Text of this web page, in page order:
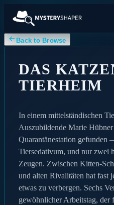
Back to Browse
DAS
TIERHEIM
In einem mittelständischen
Auszubildende Marie
Quarantänestation gefunden
Tiersedativum, und nur zwei
Zeugen. Zwischen Kitten-
und alten Rivalitäten hat fast
etwas zu verbergen. Sechs
gewöhnlicher Arbeitstag, der